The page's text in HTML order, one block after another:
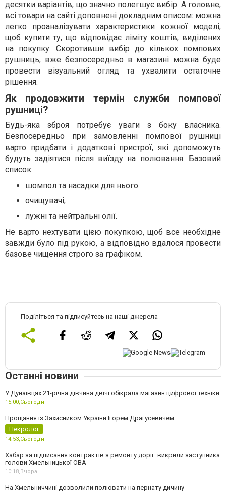
десятки варіантів, що значно полегшує вибір. А головне,
всі товари на сайті доповнені докладним описом: можна
легко проаналізувати характеристики кожної моделі,
щоб купити ту, що відповідає ліміту коштів, виділених
на покупку. Скоротивши вибір до кількох помпових
рушниць, вже безпосередньо в магазині можна буде
провести візуальний огляд та ухвалити остаточне
рішення.
Як продовжити термін служби помпової
рушниці?
Будь-яка зброя потребує уваги з боку власника.
Безпосередньо при замовленні помпової рушниці
варто придбати і додаткові пристрої, які допоможуть
будуть задіятися після виїзду на полювання. Базовий
список:
шомпол та насадки для нього.
очищувачі;
лужні та нейтральні олії.
Не варто нехтувати цією покупкою, щоб все необхідне
завжди було під рукою, а відповідно вдалося провести
базове чищення строго за графіком.
Поділіться та підписуйтесь на наші джерела
Останні новини
У Дунаївцях 21-річна дівчина двічі обікрала магазин цифрової техніки
15:00,Сьогодні
Прощання із Захисником України Ігорем Драгусевичем
Некролог
14:53,Сьогодні
Хабар за підписання контрактів з ремонту доріг: викрили заступника
голови Хмельницької ОВА
10:18,Вчора
На Хмельниччині дозволили полювати на пернату дичину